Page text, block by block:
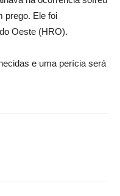
prego. Ele foi
Oeste (HRO).
e uma perícia será